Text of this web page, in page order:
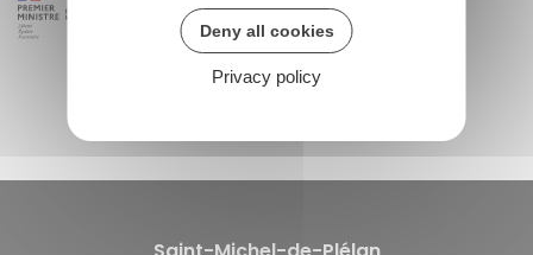
Deny all cookies
Privacy policy